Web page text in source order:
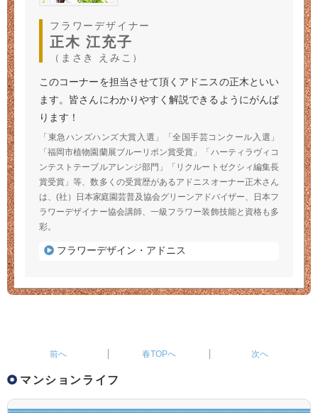
フラワーデザイナー
正木 江充子
（まさき えみこ）
このコーナーを担当させて頂くアドニスの正木といい
ます。皆さんにわかりやすく解説できるようにがんば
ります！
「東急ハンズハンズ大賞入選」「全国手芸コンクール入選」
「福岡市植物園蘭展ブルーリボン賞受賞」「ハーティラヴィコ
ンテストテーブルアレンジ部門」「リクルートゼクシィ編集長
賞受賞」等、数多くの受賞歴があるアドニスオーナー正木さん
は、(社）日本家庭園芸普及協会グリーンアドバイザー、日本フ
ラワーデザイナー協会講師、一級フラワー装飾技能と資格も多
彩。
フラワーデザイン・アドニス
春TOPへ
マンションライフ